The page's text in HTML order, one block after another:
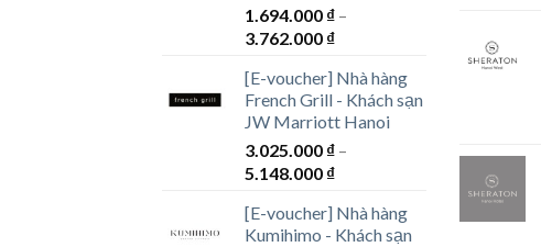
1.694.000 ₫ –
3.762.000 ₫Khoảng
từ
1.694.000 ₫
đến
3.762.000 ₫
[E-voucher] Nhà hàng
French Grill - Khách sạn
JW Marriott Hanoi
3.025.000 ₫ –
5.148.000 ₫Khoảng
từ
3.025.000 ₫
[E-voucher] Nhà hàng
Kumihimo - Khách sạn